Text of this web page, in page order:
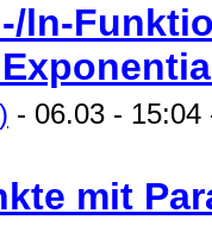
ln-
- 06.03 - 15:04
mit